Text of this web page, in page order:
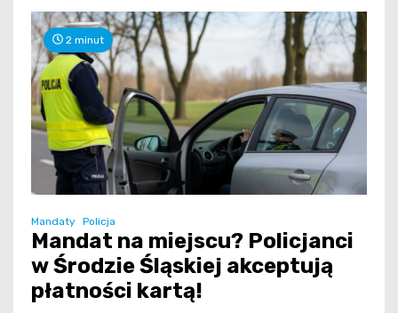
2 minut
Mandaty Policja
Mandat na miejscu? Policjanci
w Środzie Śląskiej akceptują
płatności kartą!